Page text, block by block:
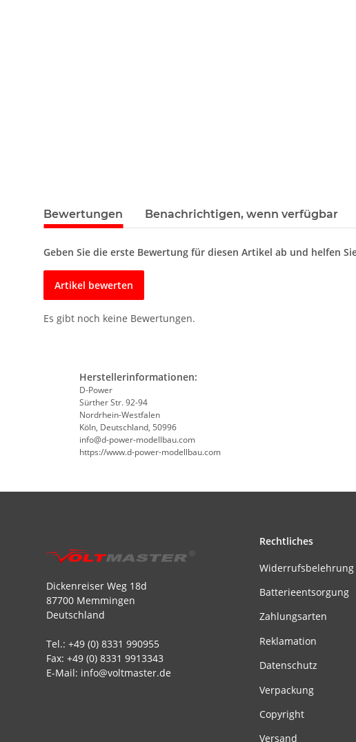
Bewertungen Benachrichtigen, wenn verfügbar
Geben Sie die erste Bewertung für diesen Artikel ab und helfen
Artikel bewerten
Es gibt noch keine Bewertungen.
Herstellerinformationen:
D-Power
Sürther Str. 92-94
Nordrhein-Westfalen
Köln, Deutschland, 50996
info@d-power-modellbau.com
https://www.d-power-modellbau.com
Dickenreiser Weg 18d
87700 Memmingen
Deutschland
Tel.: +49 (0) 8331 990955
Fax: +49 (0) 8331 9913343
E-Mail: info@voltmaster.de
Rechtliches
Batterieentsorgung
Zahlungsarten
Reklamation
Datenschutz
Verpackung
Copyright
Versand